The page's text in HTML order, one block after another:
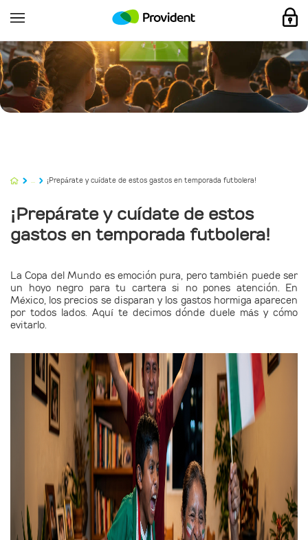
... ¡Prepárate y cuídate de estos gastos en temporada futbolera!
¡Prepárate y cuídate de estos
gastos en temporada futbolera!
La Copa del Mundo es emoción pura, pero también puede ser
un hoyo negro para tu cartera si no pones atención. En
México, los precios se disparan y los gastos hormiga aparecen
por todos lados. Aquí te decimos dónde duele más y cómo
evitarlo.